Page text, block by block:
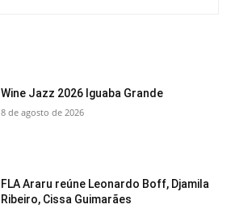
Wine Jazz 2026 Iguaba Grande
8 de agosto de 2026
FLA Araru reúne Leonardo Boff, Djamila
Ribeiro, Cissa Guimarães